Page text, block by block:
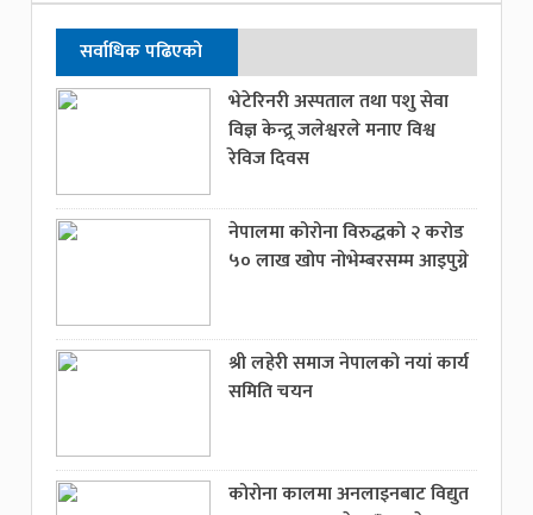
सर्वाधिक पढिएको
भेटेरिनरी अस्पताल तथा पशु सेवा
विज्ञ केन्द्र्र जलेश्वरले मनाए विश्व
रेविज दिवस
नेपालमा कोरोना विरुद्धको २ करोड
५० लाख खोप नोभेम्बरसम्म आइपुग्ने
श्री लहेरी समाज नेपालको नयां कार्य
समिति चयन
कोरोना कालमा अनलाइनबाट विद्युत